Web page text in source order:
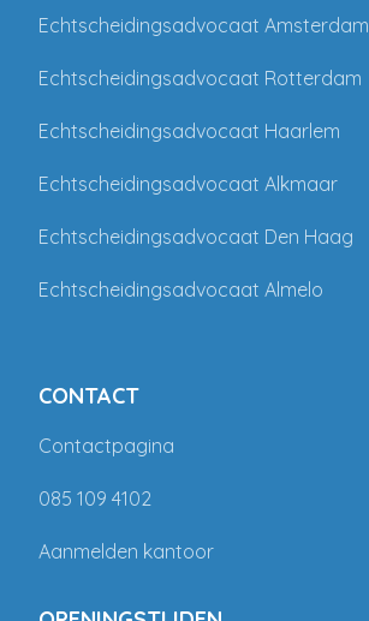
Echtscheidingsadvocaat Amsterdam
Echtscheidingsadvocaat Rotterdam
Echtscheidingsadvocaat Haarlem
Echtscheidingsadvocaat Alkmaar
Echtscheidingsadvocaat Den Haag
Echtscheidingsadvocaat Almelo
CONTACT
Contactpagina
085 109 4102
Aanmelden kantoor